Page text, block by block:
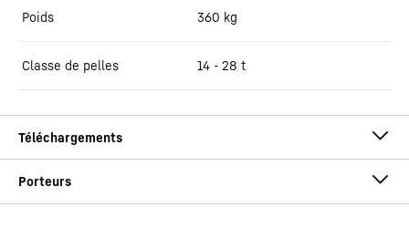
Poids 360 kg
Classe de pelles 14 - 28 t
Brochure Fourches à palettes